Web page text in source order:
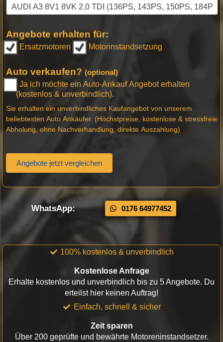
Angebote erhalten für:
Ersatzmotoren Motorinstandsetzung
Auto verkaufen? (optional)
Ja ich möchte ein Auto-Ankauf Angebot erhalten
(kostenlos & unverbindlich).
Sie erhalten ein unverbindliches Kaufangebot von unserem
beliebtesten Auto Ankäufer. (Höchstpreise, kostenlose & stressfreie
Abholung, ohne Nachverhandlung, direkte Auszahlung)
Angebote jetzt vergleichen
WhatsApp: 0176 64977452
100% kostenlos & unverbindlich
Kostenlose Anfrage
Erhalte kostenlos und unverbindlich bis zu 5 Angebote. Du
erteilst hier keinen Auftrag!
Einfach, schnell & sicher
Zeit sparen
Über 200 geprüfte und bewährte Motoreninstandsetzer.